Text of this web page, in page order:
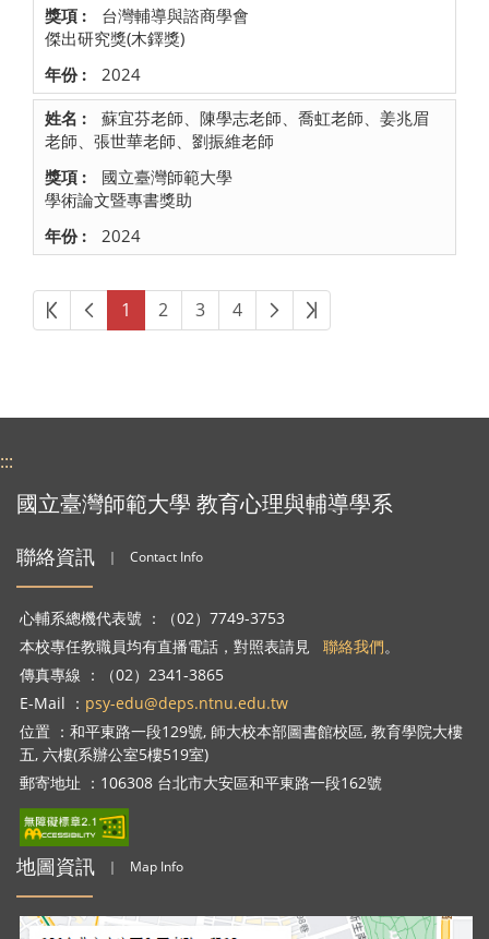
台灣輔導與諮商學會
傑出研究獎(木鐸獎)
2024
蘇宜芬老師、陳學志老師、喬虹老師、姜兆眉
老師、張世華老師、劉振維老師
國立臺灣師範大學
學術論文暨專書獎助
2024
第一頁上一頁
1 2 3 4 下一頁最後頁
:::
國立臺灣師範大學 教育心理與輔導學系
聯絡資訊 ｜ Contact Info
心輔系總機代表號 ：（02）7749-3753
本校專任教職員均有直播電話，對照表請見 聯絡我們。
傳真專線 ：（02）2341-3865
E-Mail ： psy-edu@deps.ntnu.edu.tw
位置 ：和平東路一段129號, 師大校本部圖書館校區, 教育學院大樓
五, 六樓(系辦公室5樓519室)
郵寄地址 ：106308 台北市大安區和平東路一段162號
地圖資訊 ｜ Map Info